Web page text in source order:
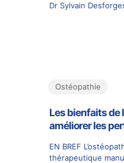
Dr Sylvain
Ostéopathie
Les bienfaits de
améliorer les
EN BREF
thérapeutique